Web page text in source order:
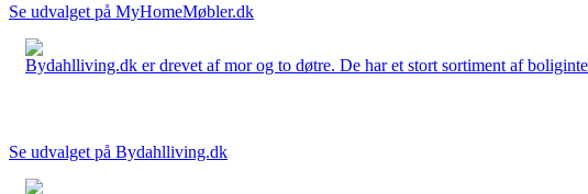
Se udvalget på MyHomeMøbler.dk
Bydahlliving.dk er drevet af mor og to døtre. De har et stort sortiment af
Se udvalget på Bydahlliving.dk